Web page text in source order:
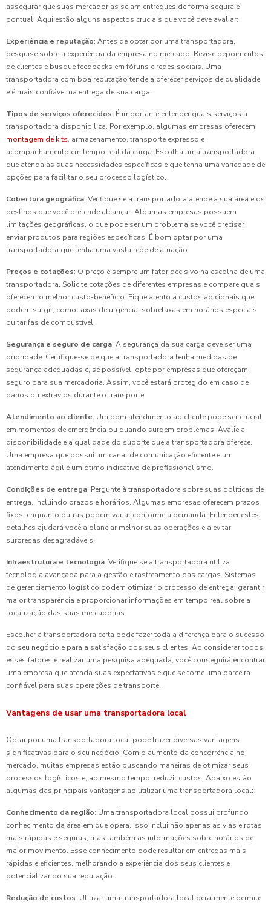
assegurar que suas mercadorias sejam entregues de forma segura e
pontual. Aqui estão alguns aspectos cruciais que você deve avaliar:
Experiência e reputação: Antes de optar por uma transportadora,
pesquise sobre a experiência da empresa no mercado. Revise depoimentos
de clientes e busque feedbacks em fóruns e redes sociais. Uma
transportadora com boa reputação tende a oferecer serviços de qualidade
e é mais confiável na entrega de sua carga.
Tipos de serviços oferecidos: É importante entender quais serviços a
transportadora disponibiliza. Por exemplo, algumas empresas oferecem
montagem de kits, armazenamento, transporte expresso e
acompanhamento em tempo real da carga. Escolha uma transportadora
que atenda às suas necessidades específicas e que tenha uma variedade de
opções para facilitar o seu processo logístico.
Cobertura geográfica: Verifique se a transportadora atende à sua área e os
destinos que você pretende alcançar. Algumas empresas possuem
limitações geográficas, o que pode ser um problema se você precisar
enviar produtos para regiões específicas. É bom optar por uma
transportadora que tenha uma vasta rede de atuação.
Preços e cotações: O preço é sempre um fator decisivo na escolha de uma
transportadora. Solicite cotações de diferentes empresas e compare quais
oferecem o melhor custo-benefício. Fique atento a custos adicionais que
podem surgir, como taxas de urgência, sobretaxas em horários especiais
ou tarifas de combustível.
Segurança e seguro de carga: A segurança da sua carga deve ser uma
prioridade. Certifique-se de que a transportadora tenha medidas de
segurança adequadas e, se possível, opte por empresas que ofereçam
seguro para sua mercadoria. Assim, você estará protegido em caso de
danos ou extravios durante o transporte.
Atendimento ao cliente: Um bom atendimento ao cliente pode ser crucial
em momentos de emergência ou quando surgem problemas. Avalie a
disponibilidade e a qualidade do suporte que a transportadora oferece.
Uma empresa que possui um canal de comunicação eficiente e um
atendimento ágil é um ótimo indicativo de profissionalismo.
Condições de entrega: Pergunte à transportadora sobre suas políticas de
entrega, incluindo prazos e horários. Algumas empresas oferecem prazos
fixos, enquanto outras podem variar conforme a demanda. Entender estes
detalhes ajudará você a planejar melhor suas operações e a evitar
surpresas desagradáveis.
Infraestrutura e tecnologia: Verifique se a transportadora utiliza
tecnologia avançada para a gestão e rastreamento das cargas. Sistemas
de gerenciamento logístico podem otimizar o processo de entrega, garantir
maior transparência e proporcionar informações em tempo real sobre a
localização das suas mercadorias.
Escolher a transportadora certa pode fazer toda a diferença para o sucesso
do seu negócio e para a satisfação dos seus clientes. Ao considerar todos
esses fatores e realizar uma pesquisa adequada, você conseguirá encontrar
uma empresa que atenda suas expectativas e que se torne uma parceira
confiável para suas operações de transporte.
Vantagens de usar uma transportadora local
Optar por uma transportadora local pode trazer diversas vantagens
significativas para o seu negócio. Com o aumento da concorrência no
mercado, muitas empresas estão buscando maneiras de otimizar seus
processos logísticos e, ao mesmo tempo, reduzir custos. Abaixo estão
algumas das principais vantagens ao utilizar uma transportadora local:
Conhecimento da região: Uma transportadora local possui profundo
conhecimento da área em que opera. Isso inclui não apenas as vias e rotas
mais rápidas e seguras, mas também as informações sobre horários de
maior movimento. Esse conhecimento pode resultar em entregas mais
rápidas e eficientes, melhorando a experiência dos seus clientes e
potencializando sua reputação.
Redução de custos: Utilizar uma transportadora local geralmente permite